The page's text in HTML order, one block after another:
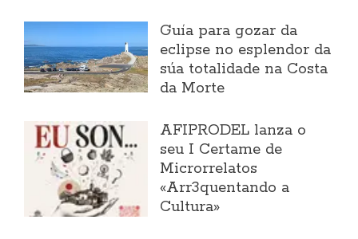
Guía para gozar da
eclipse no esplendor da
súa totalidade na Costa
da Morte
AFIPRODEL lanza o
seu I Certame de
Microrrelatos
«Arr3quentando a
Cultura»